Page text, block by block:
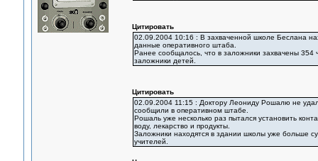
Цитировать
02.09.2004 10:16 : В захваченной школе Беслана
данные оперативного штаба.
Ранее сообщалось, что в заложники захвачены 354
заложники детей.
Цитировать
02.09.2004 11:15 : Доктору Леониду Рошалю не
сообщили в оперативном штабе.
Рошаль уже несколько раз пытался установить
воду, лекарство и продукты.
Заложники находятся в здании школы уже больше
учителей.